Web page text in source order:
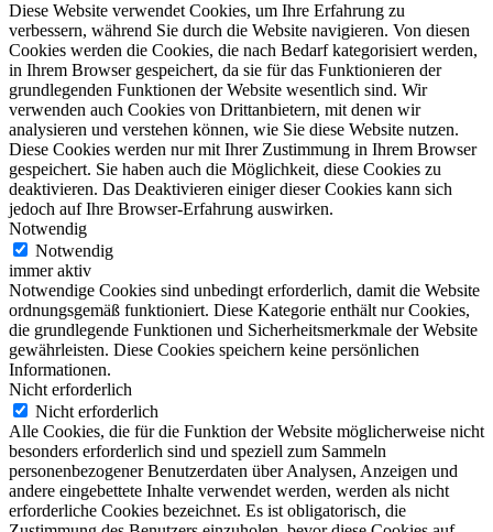
Diese Website verwendet Cookies, um Ihre Erfahrung zu
verbessern, während Sie durch die Website navigieren. Von diesen
Cookies werden die Cookies, die nach Bedarf kategorisiert werden,
in Ihrem Browser gespeichert, da sie für das Funktionieren der
grundlegenden Funktionen der Website wesentlich sind. Wir
verwenden auch Cookies von Drittanbietern, mit denen wir
analysieren und verstehen können, wie Sie diese Website nutzen.
Diese Cookies werden nur mit Ihrer Zustimmung in Ihrem Browser
gespeichert. Sie haben auch die Möglichkeit, diese Cookies zu
deaktivieren. Das Deaktivieren einiger dieser Cookies kann sich
jedoch auf Ihre Browser-Erfahrung auswirken.
Notwendig
Notwendig
immer aktiv
Notwendige Cookies sind unbedingt erforderlich, damit die Website
ordnungsgemäß funktioniert. Diese Kategorie enthält nur Cookies,
die grundlegende Funktionen und Sicherheitsmerkmale der Website
gewährleisten. Diese Cookies speichern keine persönlichen
Informationen.
Nicht erforderlich
Nicht erforderlich
Alle Cookies, die für die Funktion der Website möglicherweise nicht
besonders erforderlich sind und speziell zum Sammeln
personenbezogener Benutzerdaten über Analysen, Anzeigen und
andere eingebettete Inhalte verwendet werden, werden als nicht
erforderliche Cookies bezeichnet. Es ist obligatorisch, die